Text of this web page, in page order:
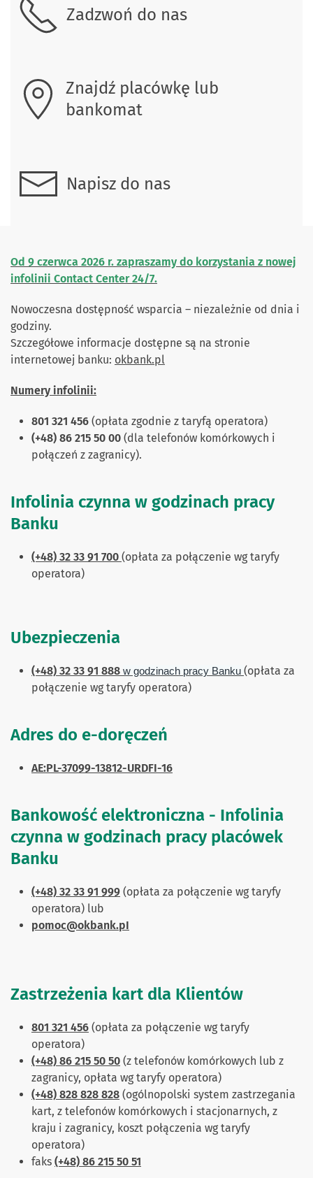
Zadzwoń do nas
Znajdź placówkę lub
bankomat
Napisz do nas
Od 9 czerwca 2026 r. zapraszamy do korzystania z nowej
infolinii Contact Center 24/7.
Nowoczesna dostępność wsparcia – niezależnie od dnia i
godziny.
Szczegółowe informacje dostępne są na stronie
internetowej banku: okbank.pl
Numery infolinii:
801 321 456 (opłata zgodnie z taryfą operatora)
(+48) 86 215 50 00 (dla telefonów komórkowych i
połączeń z zagranicy).
Infolinia czynna w godzinach pracy
Banku
(+48) 32 33 91 700 (opłata za połączenie wg taryfy
operatora)
Ubezpieczenia
(+48) 32 33 91 888 w godzinach pracy Banku (opłata za
połączenie wg taryfy operatora)
Adres do e-doręczeń
AE:PL-37099-13812-URDFI-16
Bankowość elektroniczna - Infolinia
czynna w godzinach pracy placówek
Banku
(+48) 32 33 91 999 (opłata za połączenie wg taryfy
operatora) lub
pomoc@okbank.pI
Zastrzeżenia kart dla Klientów
801 321 456 (opłata za połączenie wg taryfy
operatora)
(+48) 86 215 50 50 (z telefonów komórkowych lub z
zagranicy, opłata wg taryfy operatora)
(+48) 828 828 828 (ogólnopolski system zastrzegania
kart, z telefonów komórkowych i stacjonarnych, z
kraju i zagranicy, koszt połączenia wg taryfy
operatora)
faks (+48) 86 215 50 51